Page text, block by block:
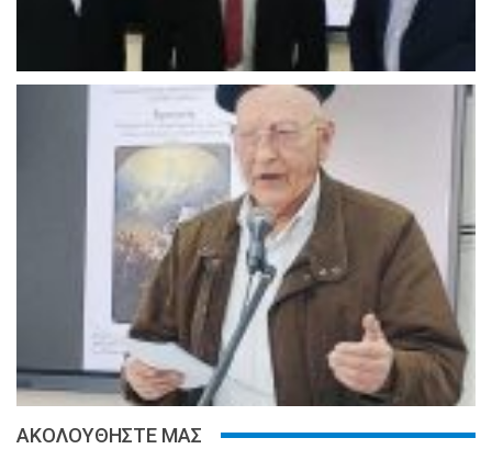
ΑΚΟΛΟΥΘΗΣΤΕ ΜΑΣ